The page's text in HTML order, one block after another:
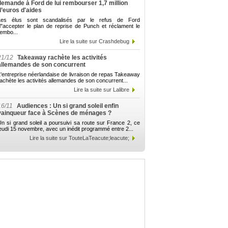
à Ford de lui rembourser 1,7 million
d'aides
élus sont scandalisés par le refus de Ford
le plan de reprise de Punch et réclament le
Lire la suite sur Crashdebug
12 Takeaway rachète les activités
de son concurrent
néerlandaise de livraison de repas Takeaway
les activités allemandes de son concurrent...
Lire la suite sur Lalibre
11
Audiences : Un si grand soleil enfin
face à Scènes de ménages ?
si grand soleil a poursuivi sa route sur France 2, ce
15 novembre, avec un inédit programmé entre 2...
Lire la suite sur TouteLaTeacute;leacute;